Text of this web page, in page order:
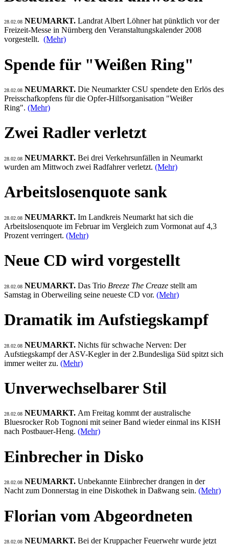
28.02.08 NEUMARKT. Landrat Albert Löhner hat pünktlich vor der
Freizeit-Messe in Nürnberg den Veranstaltungskalender 2008
vorgestellt. (Mehr)
Spende für "Weißen Ring"
28.02.08 NEUMARKT. Die Neumarkter CSU spendete den Erlös des
Preisschafkopfens für die Opfer-Hilfsorganisation "Weißer
Ring". (Mehr)
Zwei Radler verletzt
28.02.08 NEUMARKT. Bei drei Verkehrsunfällen in Neumarkt
wurden am Mittwoch zwei Radfahrer verletzt. (Mehr)
Arbeitslosenquote sank
28.02.08 NEUMARKT. Im Landkreis Neumarkt hat sich die
Arbeitslosenquote im Februar im Vergleich zum Vormonat auf 4,3
Prozent verringert. (Mehr)
Neue CD wird vorgestellt
28.02.08 NEUMARKT. Das Trio Breeze The Creaze stellt am
Samstag in Oberweiling seine neueste CD vor. (Mehr)
Dramatik im Aufstiegskampf
28.02.08 NEUMARKT. Nichts für schwache Nerven: Der
Aufstiegskampf der ASV-Kegler in der 2.Bundesliga Süd spitzt sich
immer weiter zu. (Mehr)
Unverwechselbarer Stil
28.02.08 NEUMARKT. Am Freitag kommt der australische
Bluesrocker Rob Tognoni mit seiner Band wieder einmal ins KISH
nach Postbauer-Heng. (Mehr)
Einbrecher in Disko
28.02.08 NEUMARKT. Unbekannte Eiinbrecher drangen in der
Nacht zum Donnerstag in eine Diskothek in Daßwang sein. (Mehr)
Florian vom Abgeordneten
28.02.08 NEUMARKT. Bei der Kruppacher Feuerwehr wurde jetzt